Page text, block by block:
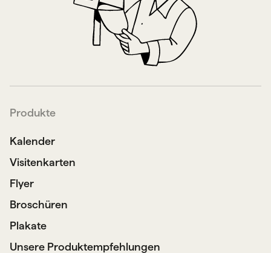
Produkte
Kalender
Visitenkarten
Flyer
Broschüren
Plakate
Unsere Produktempfehlungen